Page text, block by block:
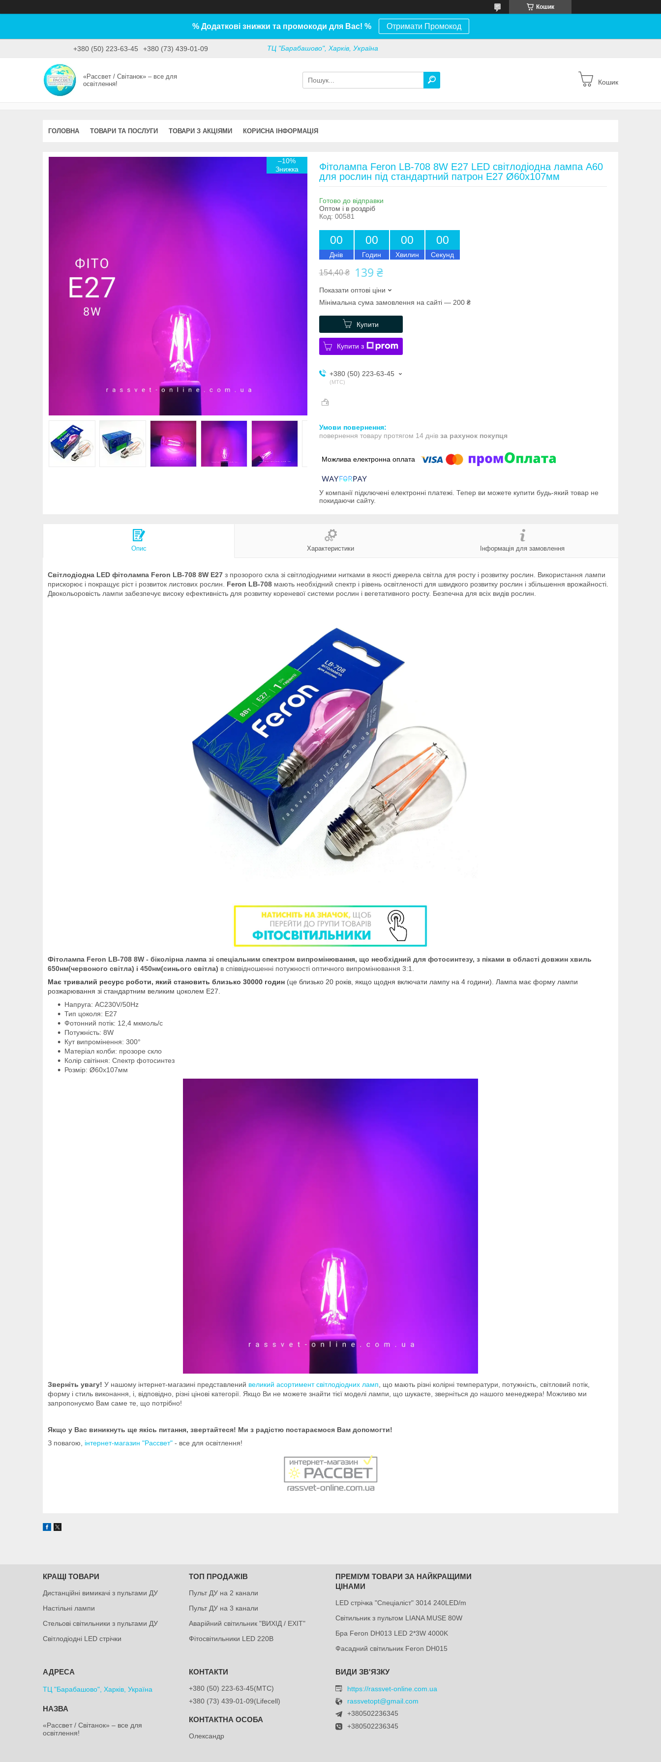
Кошик
% Додаткові знижки та промокоди для Вас! % Отримати Промокод
+380 (50) 223-63-45 +380 (73) 439-01-09 ТЦ "Барабашово", Харків, Україна
«Рассвет / Світанок» – все для
освітлення!
Кошик
ГОЛОВНА ТОВАРИ ТА ПОСЛУГИ ТОВАРИ З АКЦІЯМИ КОРИСНА ІНФОРМАЦІЯ
–10%
Фітолампа Feron LB-708 8W E27 LED світлодіодна лампа А60
для рослин під стандартний патрон Е27 Ø60х107мм
Готово до відправки
Оптом і в роздріб
Код: 00581
00
Днів
00
Годин
00
Хвилин
00
Секунд
154,40 ₴ 139 ₴
Показати оптові ціни
Мінімальна сума замовлення на сайті — 200 ₴
Купити
Купити з
+380 (50) 223-63-45
МТС
повернення товару протягом 14 днів за рахунок покупця
У компанії підключені електронні платежі. Тепер ви можете купити будь-який товар не
покидаючи сайту.
Опис Характеристики Інформація для замовлення
Світлодіодна LED фітолампа Feron LB-708 8W E27 з прозорого скла зі світлодіодними нитками в якості джерела світла для росту і розвитку рослин. Використання лампи
прискорює і покращує ріст і розвиток листових рослин. Feron LB-708 мають необхідний спектр і рівень освітленості для швидкого розвитку рослин і збільшення врожайності.
Двокольоровість лампи забезпечує високу ефективність для розвитку кореневої системи рослин і вегетативного росту. Безпечна для всіх видів рослин.
Фітолампа Feron LB-708 8W - біколірна лампа зі спеціальним спектром випромінювання, що необхідний для фотосинтезу, з піками в області довжин хвиль
650нм(червоного світла) і 450нм(синього світла) в співвідношенні потужності оптичного випромінювання 3:1.
Має тривалий ресурс роботи, який становить близько 30000 годин (це близько 20 років, якщо щодня включати лампу на 4 години). Лампа має форму лампи
розжарювання зі стандартним великим цоколем Е27.
Напруга: AC230V/50Hz
Тип цоколя: Е27
Фотонний потік: 12,4 мкмоль/с
Потужність: 8W
Кут випромінення: 300°
Матеріал колби: прозоре скло
Колір світіння: Спектр фотосинтез
Розмір: Ø60х107мм
Зверніть увагу! У нашому інтернет-магазині представлений великий асортимент світлодіодних ламп, що мають різні колірні температури, потужність, світловий потік,
форму і стиль виконання, і, відповідно, різні цінові категорії. Якщо Ви не можете знайти тієї моделі лампи, що шукаєте, зверніться до нашого менеджера! Можливо ми
запропонуємо Вам саме те, що потрібно!
Якщо у Вас виникнуть ще якісь питання, звертайтеся! Ми з радістю постараємося Вам допомогти!
З повагою, інтернет-магазин "Рассвет" - все для освітлення!
КРАЩІ ТОВАРИ
Дистанційні вимикачі з пультами ДУ
Настільні лампи
Стельові світильники з пультами ДУ
Світлодіодні LED стрічки
ТОП ПРОДАЖІВ
Пульт ДУ на 2 канали
Пульт ДУ на 3 канали
Аварійний світильник "ВИХІД / EXIT"
Фітосвітильники LED 220В
ПРЕМІУМ ТОВАРИ ЗА НАЙКРАЩИМИ
ЦІНАМИ
LED стрічка "Спеціаліст" 3014 240LED/m
Світильник з пультом LIANA MUSE 80W
Бра Feron DH013 LED 2*3W 4000K
Фасадний світильник Feron DH015
ТЦ "Барабашово", Харків, Україна
«Рассвет / Світанок» – все для
освітлення!
+380 (50) 223-63-45 МТС
+380 (73) 439-01-09 Lifecell
Олександр
https://rassvet-online.com.ua
rassvetopt@gmail.com
+380502236345
+380502236345